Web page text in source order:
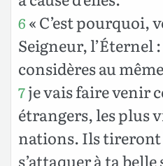
6 « C’est pourquoi,
Seigneur, l’Éternel
considères au
7je vais faire venir
étrangers, les plus
nations. Ils tireront
s’attaquer à ta belle